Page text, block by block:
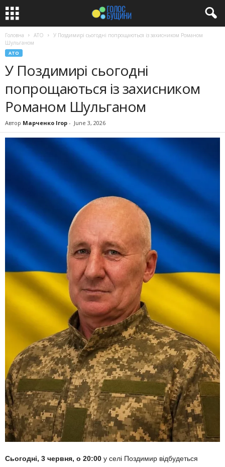
Головна АТО
У Поздимирі сьогодні попрощаються із захисником Романом
Шульганом
АТО
У Поздимирі сьогодні
попрощаються із захисником
Романом Шульганом
Автор Марченко Ігор - June 3, 2026
Сьогодні, 3 червня, о 20:00 у селі Поздимир відбудеться